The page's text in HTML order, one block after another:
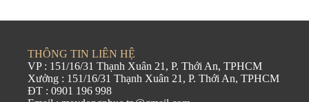
THÔNG TIN LIÊN HỆ
VP : 151/16/31 Thạnh Xuân 21, P. Thới An, TPHCM
Xưởng : 151/16/31 Thạnh Xuân 21, P. Thới An, TPHCM
ĐT : 0901 196 998